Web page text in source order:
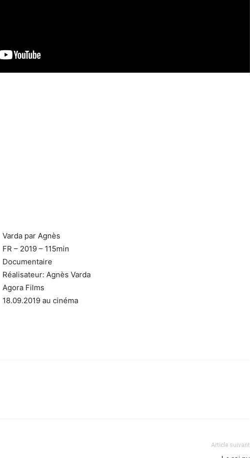
Varda par Agnès
FR – 2019 – 115min
Documentaire
Réalisateur: Agnès Varda
Agora Films
18.09.2019 au cinéma
Article suivant